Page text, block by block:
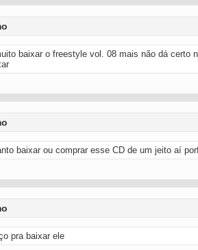
baixar o freestyle vol. 08 mais não dá certo
baixar ou comprar esse CD de um jeito aí
pra baixar ele